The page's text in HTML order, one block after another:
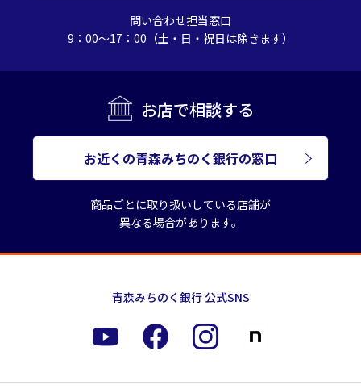
問い合わせ担当窓口
9：00～17：00（土・日・祝日は除きます）
お店で相談する
お近くの青森みちのく銀行の窓口
商品ごとに取り扱いしている店舗が
異なる場合があります。
青森みちのく銀行 公式SNS